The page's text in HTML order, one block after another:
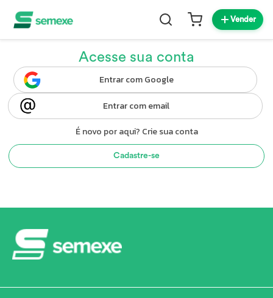
Vender
Acesse sua conta
Entrar com Google
Entrar com email
É novo por aqui? Crie sua conta
Cadastre-se